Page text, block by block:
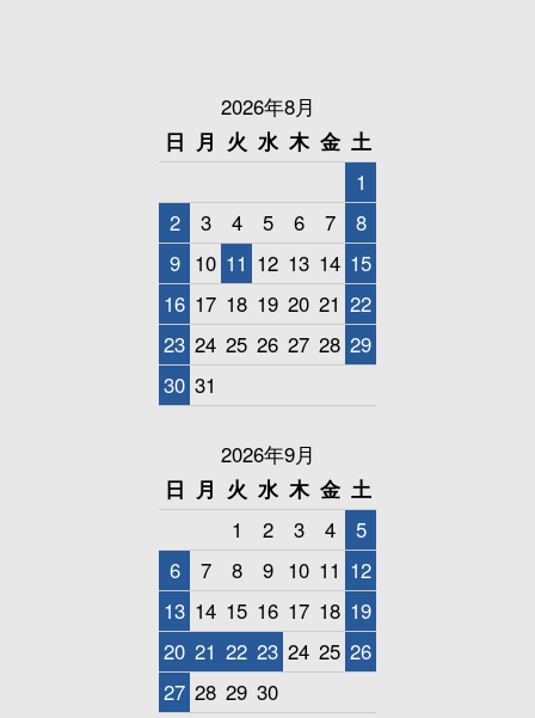
2026年8月
日 月 火 水 木 金 土
1
2
3 4 5 6 7
8
9 10 11 12 13 14 15
16 17 18 19 20 21 22
23 24 25 26 27 28 29
30 31
2026年9月
日 月 火 水 木 金 土
1
2 3 4
5
6
7 8 9 10 11 12
13 14 15 16 17 18 19
20 21 22 23 24 25 26
27 28 29 30